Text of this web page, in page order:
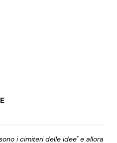
i cimiteri delle idee" e allora